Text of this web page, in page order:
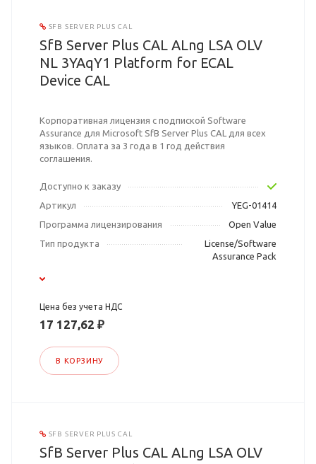
SFB SERVER PLUS CAL
SfB Server Plus CAL ALng LSA OLV
NL 3YAqY1 Platform for ECAL
Device CAL
Корпоративная лицензия с подпиской Software
Assurance для Microsoft SfB Server Plus CAL для всех
языков. Оплата за 3 года в 1 год действия
соглашения.
Доступно к заказу
Артикул
YEG-01414
Программа лицензирования
Open Value
Тип продукта
License/Software
Assurance Pack
Цена без учета НДС
17 127,62 ₽
В КОРЗИНУ
SFB SERVER PLUS CAL
SfB Server Plus CAL ALng LSA OLV